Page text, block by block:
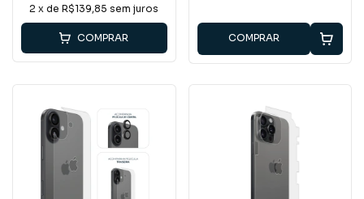
2 x deR$139,85 sem juros
COMPRAR COMPRAR